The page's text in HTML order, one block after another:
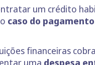
um crédito
caso do
financeiras
uma despesa